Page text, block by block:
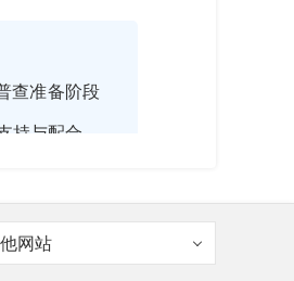
查准备阶段
与配合，
网站